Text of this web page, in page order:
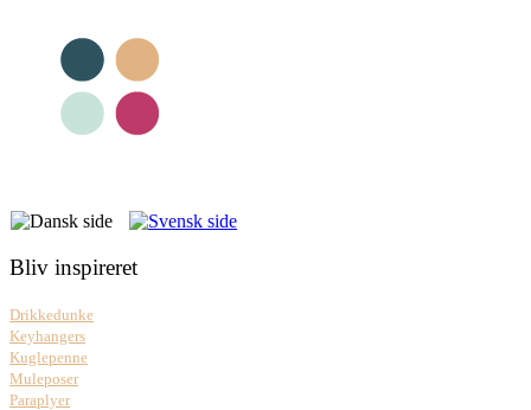
Bliv inspireret
Drikkedunke
Keyhangers
Kuglepenne
Muleposer
Paraplyer